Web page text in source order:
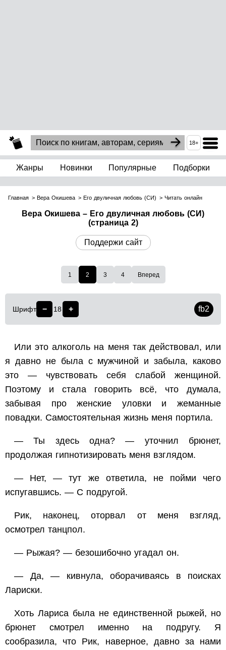
18+
Жанры Новинки Популярные Подборки
Главная Вера Окишева Его двуличная любовь (СИ) Читать онлайн
Вера Окишева – Его двуличная любовь (СИ)
(страница 2)
Поддержи сайт
1 2 3 4 Вперед
Шрифт − 18 + fb2
Или это алкоголь на меня так действовал, или
я давно не была с мужчиной и забыла, каково
это — чувствовать себя слабой женщиной.
Поэтому и стала говорить всё, что думала,
забывая про женские уловки и жеманные
повадки. Самостоятельная жизнь меня портила.
— Ты здесь одна? — уточнил брюнет,
продолжая гипнотизировать меня взглядом.
— Нет, — тут же ответила, не пойми чего
испугавшись. — С подругой.
Рик, наконец, оторвал от меня взгляд,
осмотрел танцпол.
— Рыжая? — безошибочно угадал он.
— Да, — кивнула, оборачиваясь в поисках
Лариски.
Хоть Лариса была не единственной рыжей, но
брюнет смотрел именно на подругу. Я
сообразила, что Рик, наверное, давно за нами